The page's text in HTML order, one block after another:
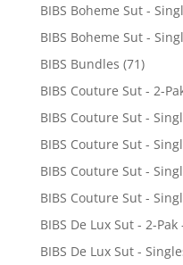
BIBS Boheme Sut -
BIBS Boheme Sut -
BIBS Bundles (71)
BIBS Couture Sut - 2-
BIBS Couture Sut -
BIBS Couture Sut -
BIBS Couture Sut -
BIBS Couture Sut -
BIBS De Lux Sut - 2-
BIBS De Lux Sut -